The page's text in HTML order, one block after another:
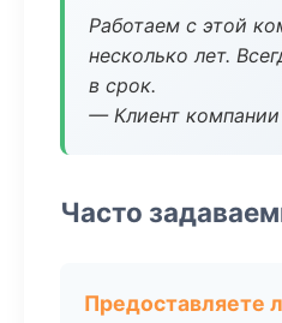
Работаем с этой
несколько лет.
в срок.
— Клиент компании
Часто
Предоставляете